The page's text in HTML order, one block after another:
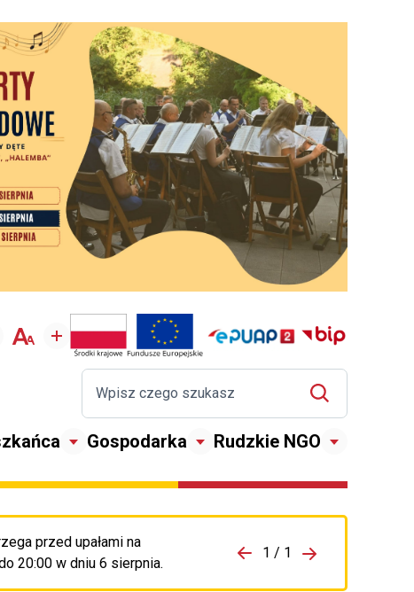
Gospodarka Rudzkie NGO
przed upałami na
20:00 w dniu 6 sierpnia.
do porzpedniego komunikatu 1 / 1
Przejdź do